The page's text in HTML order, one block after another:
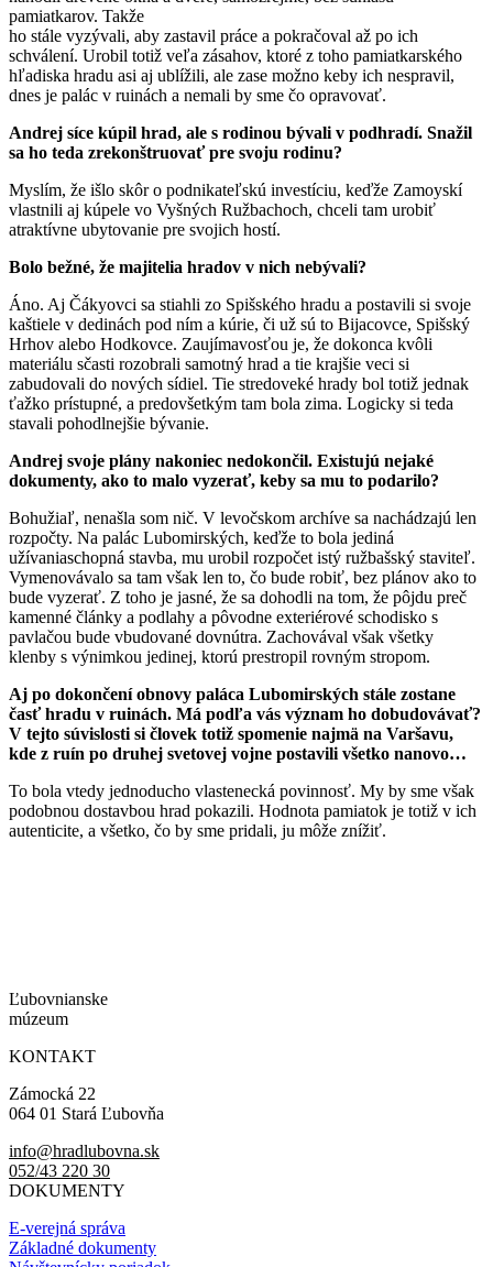
pamiatkarov. Takže
ho stále vyzývali, aby zastavil práce a pokračoval až po ich
schválení. Urobil totiž veľa zásahov, ktoré z toho pamiatkarského
hľadiska hradu asi aj ublížili, ale zase možno keby ich nespravil,
dnes je palác v ruinách a nemali by sme čo opravovať.
Andrej síce kúpil hrad, ale s rodinou bývali v podhradí. Snažil
sa ho teda zrekonštruovať pre svoju rodinu?
Myslím, že išlo skôr o podnikateľskú investíciu, keďže Zamoyskí
vlastnili aj kúpele vo Vyšných Ružbachoch, chceli tam urobiť
atraktívne ubytovanie pre svojich hostí.
Bolo bežné, že majitelia hradov v nich nebývali?
Áno. Aj Čákyovci sa stiahli zo Spišského hradu a postavili si svoje
kaštiele v dedinách pod ním a kúrie, či už sú to Bijacovce, Spišský
Hrhov alebo Hodkovce. Zaujímavosťou je, že dokonca kvôli
materiálu sčasti rozobrali samotný hrad a tie krajšie veci si
zabudovali do nových sídiel. Tie stredoveké hrady bol totiž jednak
ťažko prístupné, a predovšetkým tam bola zima. Logicky si teda
stavali pohodlnejšie bývanie.
Andrej svoje plány nakoniec nedokončil. Existujú nejaké
dokumenty, ako to malo vyzerať, keby sa mu to podarilo?
Bohužiaľ, nenašla som nič. V levočskom archíve sa nachádzajú len
rozpočty. Na palác Lubomirských, keďže to bola jediná
užívaniaschopná stavba, mu urobil rozpočet istý ružbašský staviteľ.
Vymenovávalo sa tam však len to, čo bude robiť, bez plánov ako to
bude vyzerať. Z toho je jasné, že sa dohodli na tom, že pôjdu preč
kamenné články a podlahy a pôvodne exteriérové schodisko s
pavlačou bude vbudované dovnútra. Zachovával však všetky
klenby s výnimkou jedinej, ktorú prestropil rovným stropom.
Aj po dokončení obnovy paláca Lubomirských stále zostane
časť hradu v ruinách. Má podľa vás význam ho dobudovávať?
V tejto súvislosti si človek totiž spomenie najmä na Varšavu,
kde z ruín po druhej svetovej vojne postavili všetko nanovo…
To bola vtedy jednoducho vlastenecká povinnosť. My by sme však
podobnou dostavbou hrad pokazili. Hodnota pamiatok je totiž v ich
autenticite, a všetko, čo by sme pridali, ju môže znížiť.
Ľubovnianske
múzeum
KONTAKT
Zámocká 22
064 01 Stará Ľubovňa
info@hradlubovna.sk
052/43 220 30
DOKUMENTY
E-verejná správa
Základné dokumenty